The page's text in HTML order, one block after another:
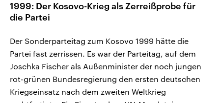
1999: Der Kosovo-Krieg als Zerreißprobe für
die Partei
Der Sonderparteitag zum Kosovo 1999 hätte die
Partei fast zerrissen. Es war der Parteitag, auf dem
Joschka Fischer als Außenminister der noch jungen
rot-grünen Bundesregierung den ersten deutschen
Kriegseinsatz nach dem zweiten Weltkrieg